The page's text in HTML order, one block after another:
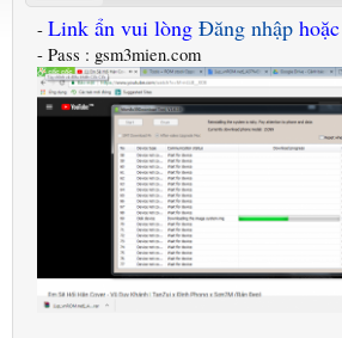
- Link ẩn vui lòng Đăng nhập hoặc
- Pass : gsm3mien.com